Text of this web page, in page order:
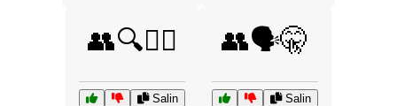
👥🔍🕵️‍♂️
Salin
👥🗣️🤫
Salin